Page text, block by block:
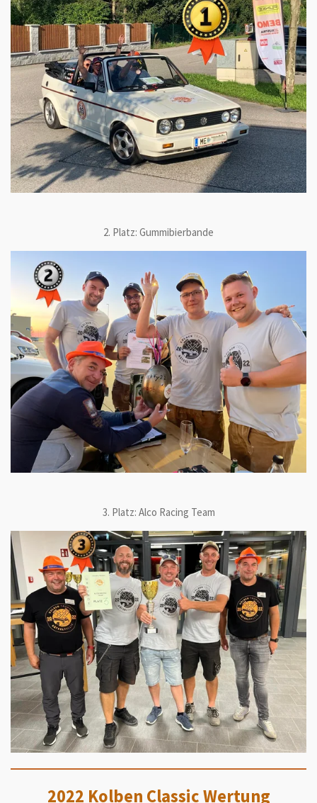
2. Platz: Gummibierbande
3. Platz: Alco Racing Team
2022 Kolben Classic Wertung